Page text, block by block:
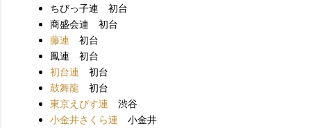
ちびっ子連 初台
商盛会連 初台
藤連 初台
鳳連 初台
初台連 初台
鼓舞龍 初台
東京えびす連 渋谷
小金井さくら連 小金井